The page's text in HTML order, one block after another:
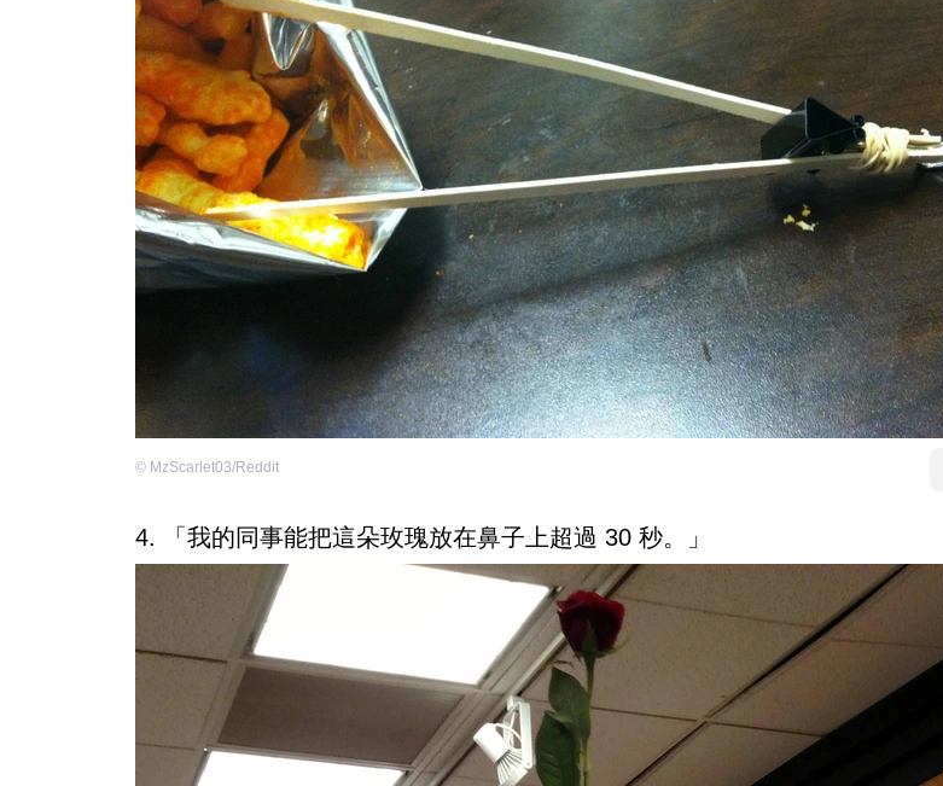
© MzScarlet03/Reddit
4. 「我的同事能把這朵玫瑰放在鼻子上超過 30 秒。」